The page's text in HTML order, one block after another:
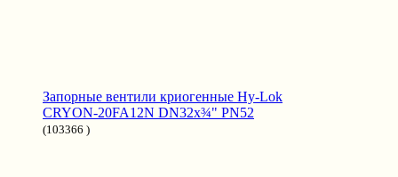
Запорные вентили криогенные Hy-Lok
CRYON-20FA12N DN32x¾" PN52
(103366 )